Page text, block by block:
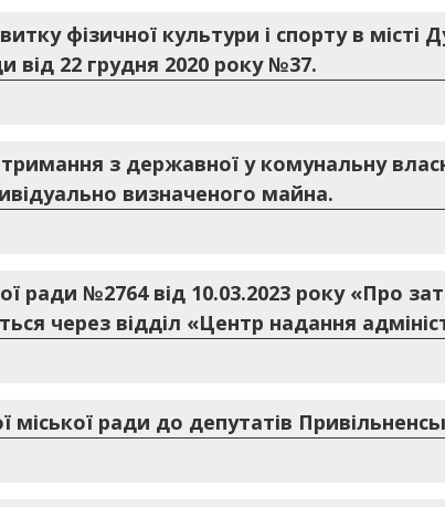
фізичної культури і спорту в місті
від 22 грудня 2020 року №37.
з державної у комунальну
визначеного майна.
ради №2764 від 10.03.2023 року «Про
через відділ «Центр надання
ради до депутатів